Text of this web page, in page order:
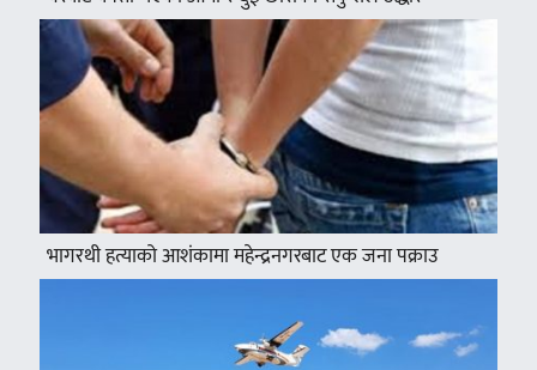
भागरथी हत्याको आशंकामा महेन्द्रनगरबाट एक जना पक्राउ